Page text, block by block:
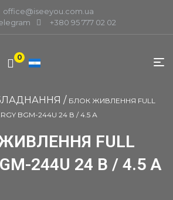
office@iseeyou.com.ua
+380 95 777 02 02
0
/ БЛОК ЖИВЛЕННЯ FULL
BGM-244U 24 В / 4.5 А
FULL
244U 24 В / 4.5 А